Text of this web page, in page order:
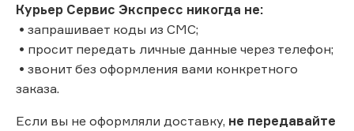
Курьер Сервис Экспресс никогда не:
• запрашивает коды из СМС;
• просит передать личные данные через телефон;
• звонит без оформления вами конкретного
заказа.
Если вы не оформляли доставку, не передавайте